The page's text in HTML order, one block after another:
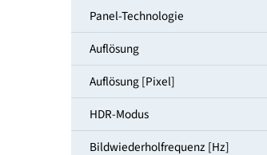
Bildschirmdiagonale [cm]
Panel-Technologie
Auflösung
Auflösung [Pixel]